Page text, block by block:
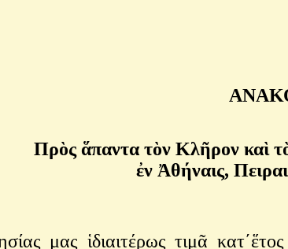
Πρὸς ἅπαντα τὸν Κλῆρον καὶ
ἐν Ἀθήναις,
μας ἱδιαιτέρως τιμᾶ